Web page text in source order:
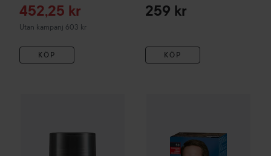
Reapris
452,25 kr
Utan kampanj 603 kr
KÖP
259 kr
KÖP